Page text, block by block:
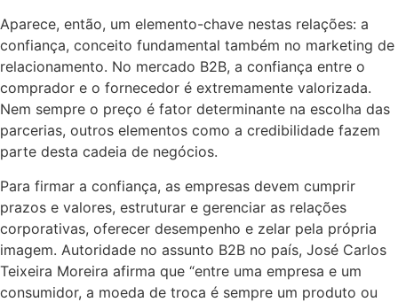
Aparece, então, um elemento-chave nestas relações: a
confiança, conceito fundamental também no marketing de
relacionamento. No mercado B2B, a confiança entre o
comprador e o fornecedor é extremamente valorizada.
Nem sempre o preço é fator determinante na escolha das
parcerias, outros elementos como a credibilidade fazem
parte desta cadeia de negócios.
Para firmar a confiança, as empresas devem cumprir
prazos e valores, estruturar e gerenciar as relações
corporativas, oferecer desempenho e zelar pela própria
imagem. Autoridade no assunto B2B no país, José Carlos
Teixeira Moreira afirma que “entre uma empresa e um
consumidor, a moeda de troca é sempre um produto ou